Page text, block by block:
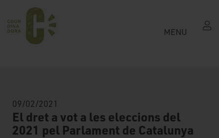
MENU
09/02/2021
El dret a vot a les eleccions del
2021 pel Parlament de Catalunya